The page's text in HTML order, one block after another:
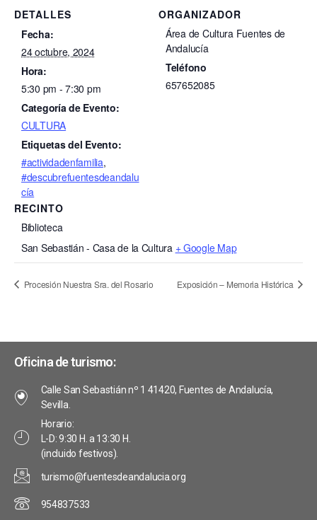
DETALLES
Fecha:
24 octubre, 2024
Hora:
5:30 pm - 7:30 pm
Categoría de Evento:
CULTURA
Etiquetas del Evento:
#actividadenfamilia,
#descubrefuentesdeandalu
cía
RECINTO
Biblioteca
San Sebastián - Casa de la Cultura + Google Map
ORGANIZADOR
Área de Cultura Fuentes de
Andalucía
Teléfono
657652085
Procesión Nuestra Sra. del Rosario Exposición – Memoria Histórica
Oficina de turismo:
Calle San Sebastián nº 1 41420, Fuentes de Andalucía,
Sevilla.
Horario:
L-D: 9:30 H. a 13:30 H.
(incluido festivos).
turismo@fuentesdeandalucia.org
954837533